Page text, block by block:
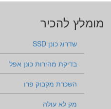
מומלץ להכיר
שדרוג כונן SSD
בדיקת מהירות כונן אפל
השכרת מקבוק פרו
מק לא עולה